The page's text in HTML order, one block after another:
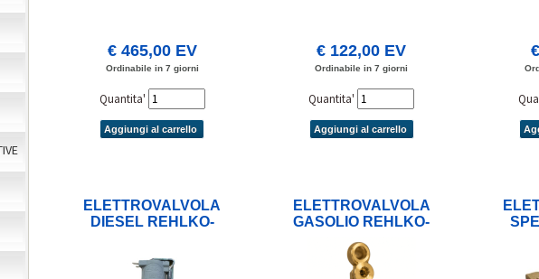
€ 465,00 EV
Ordinabile in 7 giorni
Quantita'
Aggiungi al carrello
€ 122,00 EV
Ordinabile in 7 giorni
Quantita'
Aggiungi al carrello
ELETTROVALVOLA
DIESEL REHLKO-
ED0035871820-S
ELETTROVALVOLA
GASOLIO REHLKO-
15LD/LDW -
ED0035871190-S